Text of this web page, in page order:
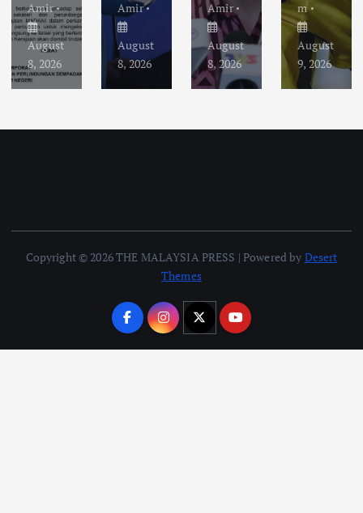
Amir
August
8, 2026
Amir
August
8, 2026
Amir
August
8, 2026
m
August
9, 2026
Copyright © 2026 THE MALAYSIA PRESS | Powered by Desert
Themes